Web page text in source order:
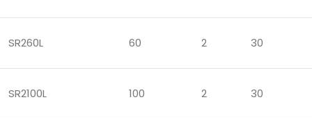
SR260L 60 2 30
SR2100L 100 2 30